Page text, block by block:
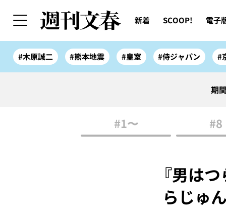
新着 SCOOP! 電子
#木原誠二 #熊本地震 #皇室 #侍ジャパン #
期
#1〜 #8
『男は
らじゅ